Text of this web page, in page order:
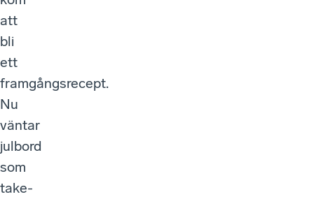
att
bli
ett
framgångsrecept.
Nu
väntar
julbord
som
take-